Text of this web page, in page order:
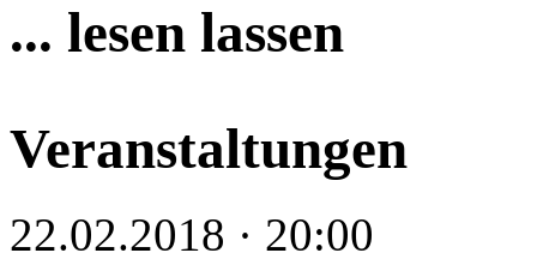
... lesen lassen
Veranstaltungen
22.02.2018 · 20:00